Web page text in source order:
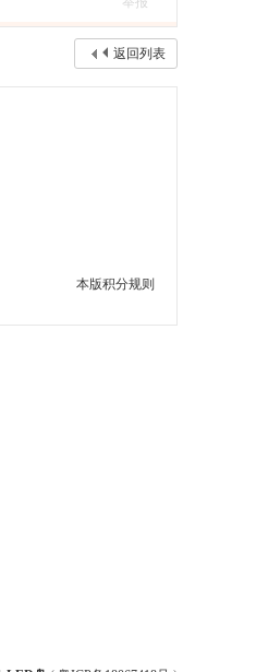
返回列表
本版积分规则